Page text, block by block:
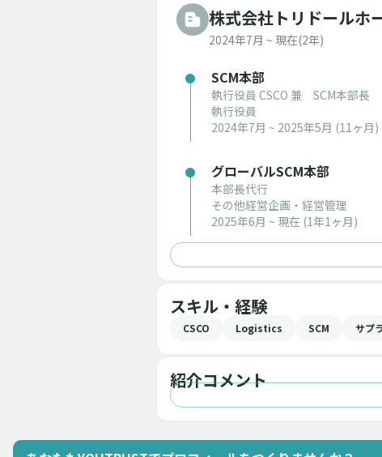
株式会社トリドール
2024年7月 ~ 現在(2年)
SCM本部
執行役員 CSCO 兼 SCM本部長
執行役員
2024年7月 ~ 2025年5月 (11ヶ月)
グローバルSCM本部
本部長代行
その他経営企画・経営管理
2025年6月 ~ 現在 (1年1ヶ月)
スキル・経験
CSCO Logistics SCM サプ
紹介コメント